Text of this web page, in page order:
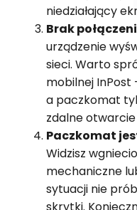
niedziałający
Brak
urządzenie
sieci. Warto
mobilnej InPost
a paczkomat
zdalne otwarcie
Paczkomat
Widzisz
mechaniczne
sytuacji nie
skrytki.